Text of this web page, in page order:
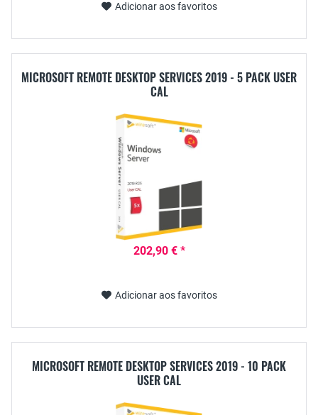
Adicionar aos favoritos
MICROSOFT REMOTE DESKTOP SERVICES 2019 - 5 PACK USER
CAL
202,90 € *
Adicionar aos favoritos
MICROSOFT REMOTE DESKTOP SERVICES 2019 - 10 PACK
USER CAL